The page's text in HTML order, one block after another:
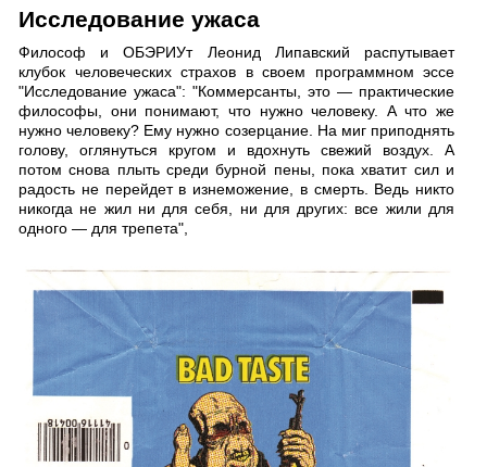
Исследование ужаса
Философ и ОБЭРИУт Леонид Липавский распутывает
клубок человеческих страхов в своем программном эссе
"Исследование ужаса": "Коммерсанты, это — практические
философы, они понимают, что нужно человеку. А что же
нужно человеку? Ему нужно созерцание. На миг приподнять
голову, оглянуться кругом и вдохнуть свежий воздух. А
потом снова плыть среди бурной пены, пока хватит сил и
радость не перейдет в изнеможение, в смерть. Ведь никто
никогда не жил ни для себя, ни для других: все жили для
одного — для трепета",